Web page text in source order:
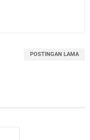
POSTINGAN LAMA